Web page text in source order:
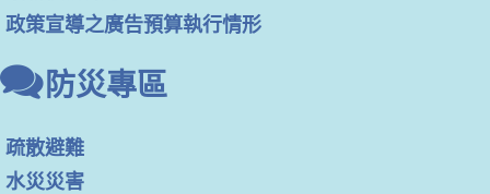
政策宣導之廣告預算執行情形
防災專區
疏散避難
水災災害